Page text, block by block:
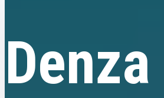
Електромобілі
Ваш кошик порожній!